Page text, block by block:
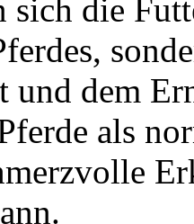
sich die
und dem
als